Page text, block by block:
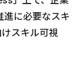
進に必要なスキ
スキル可視